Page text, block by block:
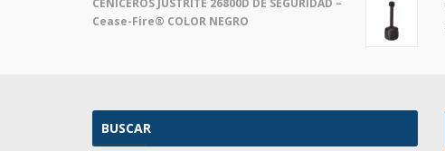
CENICEROS JUSTRITE 26800D DE SEGURIDAD –
Cease-Fire® COLOR NEGRO
BUSCAR